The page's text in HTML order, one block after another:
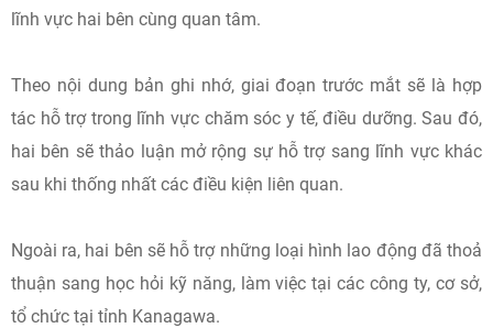
lĩnh vực hai bên cùng quan tâm.
Theo nội dung bản ghi nhớ, giai đoạn trước mắt sẽ là hợp
tác hỗ trợ trong lĩnh vực chăm sóc y tế, điều dưỡng. Sau đó,
hai bên sẽ thảo luận mở rộng sự hỗ trợ sang lĩnh vực khác
sau khi thống nhất các điều kiện liên quan.
Ngoài ra, hai bên sẽ hỗ trợ những loại hình lao động đã thoả
thuận sang học hỏi kỹ năng, làm việc tại các công ty, cơ sở,
tổ chức tại tỉnh Kanagawa.